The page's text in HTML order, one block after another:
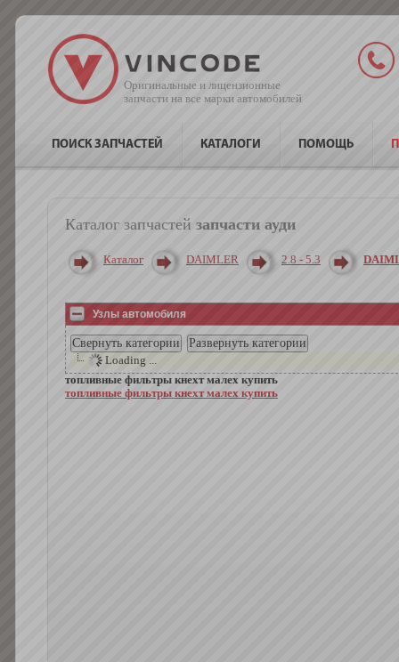
Оригинальные и лицензионные
запчасти на все марки автомобилей
ПОИСК ЗАПЧАСТЕЙ КАТАЛОГИ ПОМОЩЬ
Каталог запчастей запчасти ауди
Каталог DAIMLER 2.8 - 5.3
Узлы автомобиля
Loading ...
топливные фильтры кнехт малех купить
топливные фильтры кнехт малех купить